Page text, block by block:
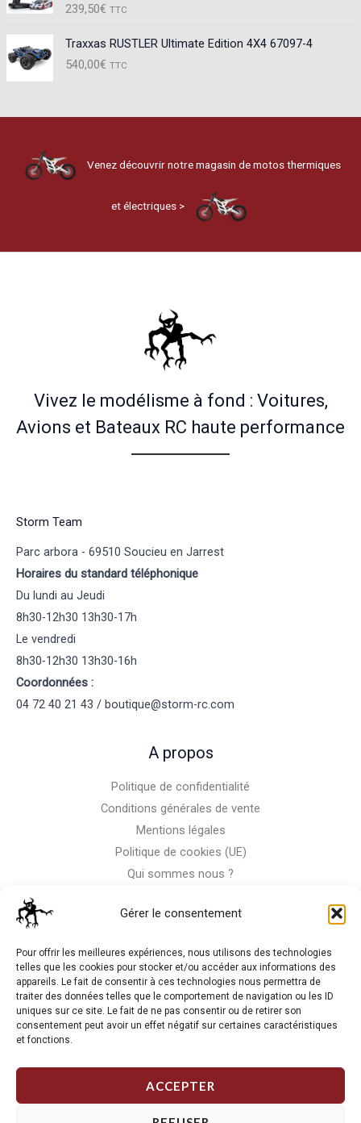
Gérer le consentement
Pour offrir les meilleures expériences, nous utilisons des technologies
telles que les cookies pour stocker et/ou accéder aux informations des
appareils. Le fait de consentir à ces technologies nous permettra de
traiter des données telles que le comportement de navigation ou les ID
uniques sur ce site. Le fait de ne pas consentir ou de retirer son
consentement peut avoir un effet négatif sur certaines caractéristiques
et fonctions.
ACCEPTER
239,50€ TTC
Traxxas RUSTLER Ultimate Edition 4X4 67097-4
540,00€ TTC
Venez découvrir notre magasin de motos thermiques
et électriques >
Vivez le modélisme à fond : Voitures,
Avions et Bateaux RC haute performance
Storm Team
Parc arbora - 69510 Soucieu en Jarrest
Horaires du standard téléphonique
Du lundi au Jeudi
8h30-12h30 13h30-17h
Le vendredi
8h30-12h30 13h30-16h
Coordonnées :
04 72 40 21 43 / boutique@storm-rc.com
A propos
Politique de confidentialité
Conditions générales de vente
Mentions légales
Politique de cookies (UE)
Qui sommes nous ?
La RC n'est pas notre seule passion, venez visiter notre shop
de motos